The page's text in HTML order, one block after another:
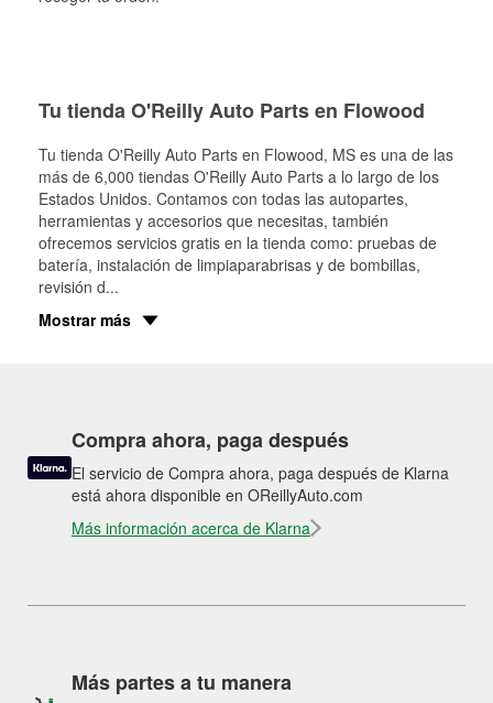
Tu tienda O'Reilly Auto Parts en Flowood
Tu tienda O'Reilly Auto Parts en Flowood, MS es una de las
más de 6,000 tiendas O'Reilly Auto Parts a lo largo de los
Estados Unidos. Contamos con todas las autopartes,
herramientas y accesorios que necesitas, también
ofrecemos servicios gratis en la tienda como: pruebas de
batería, instalación de limpiaparabrisas y de bombillas,
revisión d...
Mostrar más
Compra ahora, paga después
El servicio de Compra ahora, paga después de Klarna
está ahora disponible en OReillyAuto.com
Más información acerca de Klarna
Más partes a tu manera